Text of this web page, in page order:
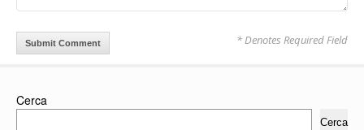
* Denotes Required Field
Cerca
Cerca